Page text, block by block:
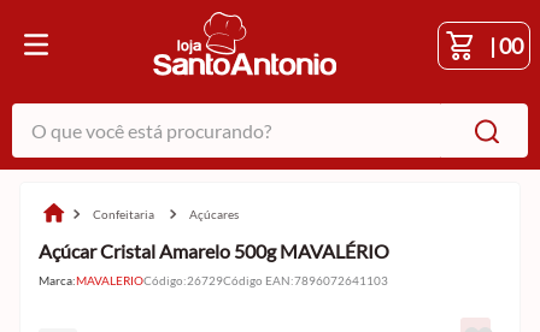
|00
O que você está procurando?
confeitaria açúcares
Açúcar Cristal Amarelo 500g MAVALÉRIO
Marca:MAVALERIOCódigo:26729Código EAN:7896072641103